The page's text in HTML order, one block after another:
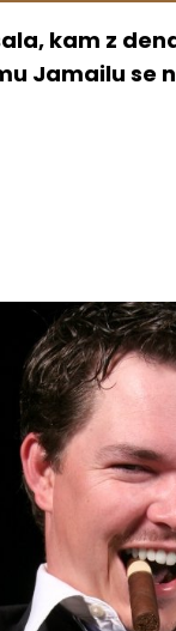
kam z
Jamailu se